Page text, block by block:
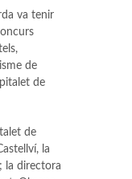
va tenir
de
de
de
la
la directora